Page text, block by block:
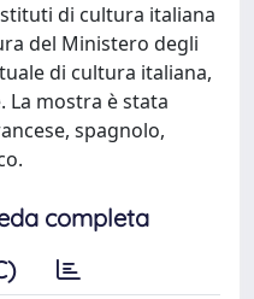
di cultura italiana
del Ministero degli
di cultura italiana,
La mostra è stata
spagnolo,
completa